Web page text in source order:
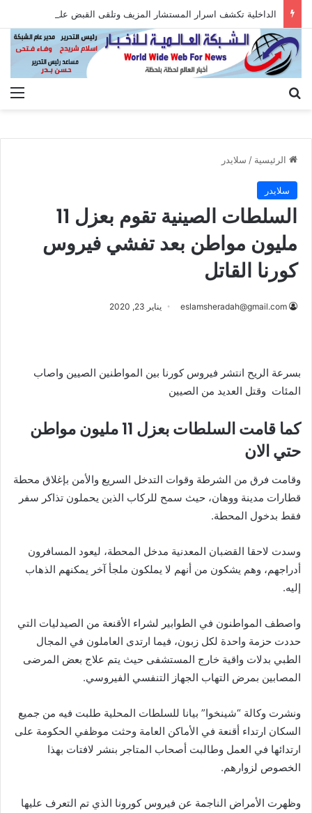
الرئيسية / سلايدر
سلايدر
السلطات الصينية تقوم بعزل 11
مليون مواطن بعد تفشي فيروس
كورنا القاتل
eslamsheradah@gmail.com يناير 23, 2020
بسرعة الريح انتشر فيروس كورنا بين المواطنين الصيين واصاب
المئات وقتل العديد من الصيين
كما قامت السلطات بعزل 11 مليون مواطن
حتي الان
وقامت فرق من الشرطة وقوات التدخل السريع والأمن بإغلاق محطة
قطارات مدينة ووهان، حيث سمح للركاب الذين يحملون تذاكر سفر
فقط بدخول المحطة.
وسدت لاحقا القضبان المعدنية مدخل المحطة، ليعود المسافرون
أدراجهم، وهم يشكون من أنهم لا يملكون ملجأ آخر يمكنهم الذهاب
إليه.
واصطف المواطنون في الطوابير لشراء الأقنعة من الصيدليات التي
حددت حزمة واحدة لكل زبون، فيما ارتدى العاملون في المجال
الطبي بدلات واقية خارج المستشفى حيث يتم علاج بعض المرضى
المصابين بمرض التهاب الجهاز التنفسي الفيروسي.
ونشرت وكالة “شينخوا” بيانا للسلطات المحلية طلبت فيه من جميع
السكان ارتداء أقنعة في الأماكن العامة وحثت موظفي الحكومة على
ارتدائها في العمل وطالبت أصحاب المتاجر بنشر لافتات بهذا
الخصوص لزوارهم.
وظهرت الأمراض الناجمة عن فيروس كورونا الذي تم التعرف عليها